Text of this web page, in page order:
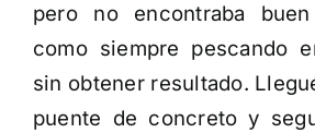
pero no encontraba
como siempre pescando
sin obtener resultado.
puente de concreto y